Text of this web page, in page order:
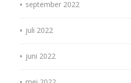
september 2022
juli 2022
juni 2022